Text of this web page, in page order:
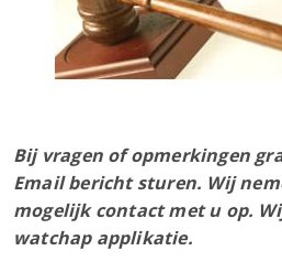
Bij vragen of opmerkingen
Email bericht sturen. Wij
mogelijk contact met u op.
watchap applikatie.